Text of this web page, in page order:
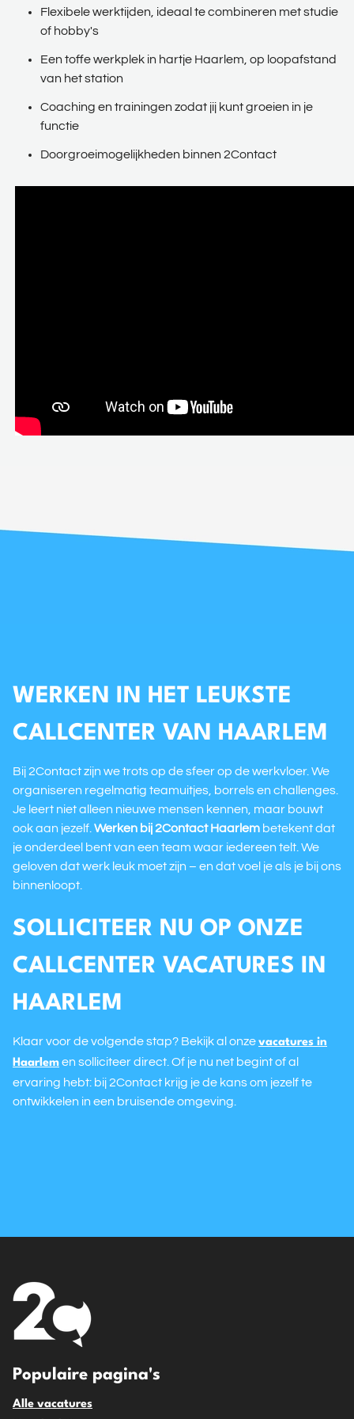
Flexibele werktijden, ideaal te combineren met studie
of hobby's
Een toffe werkplek in hartje Haarlem, op loopafstand
van het station
Coaching en trainingen zodat jij kunt groeien in je
functie
Doorgroeimogelijkheden binnen 2Contact
WERKEN IN HET LEUKSTE
CALLCENTER VAN HAARLEM
Bij 2Contact zijn we trots op de sfeer op de werkvloer. We
organiseren regelmatig teamuitjes, borrels en challenges.
Je leert niet alleen nieuwe mensen kennen, maar bouwt
ook aan jezelf. Werken bij 2Contact Haarlem betekent dat
je onderdeel bent van een team waar iedereen telt. We
geloven dat werk leuk moet zijn – en dat voel je als je bij ons
binnenloopt.
SOLLICITEER NU OP ONZE
CALLCENTER VACATURES IN
HAARLEM
Klaar voor de volgende stap? Bekijk al onze vacatures in
Haarlem en solliciteer direct. Of je nu net begint of al
ervaring hebt: bij 2Contact krijg je de kans om jezelf te
ontwikkelen in een bruisende omgeving.
Populaire pagina's
Alle vacatures